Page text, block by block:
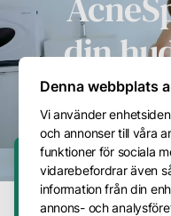
Hudguide
Ordlista
Priser
Kundtjänst
Kontakt
Denna webbplats
Vi använder
och annonser till våra
funktioner för sociala
vidarebefordrar även
information från din
annons- och
din